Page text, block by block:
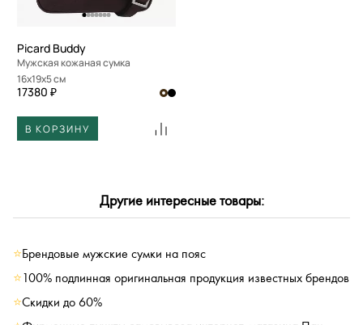
Picard Buddy
Мужская кожаная сумка
16x19x5 см
17380 ₽
В КОРЗИНУ
Другие интересные товары:
⭐Брендовые мужские сумки на пояс
⭐100% подлинная оригинальная продукция известных брендов
⭐Скидки до 60%